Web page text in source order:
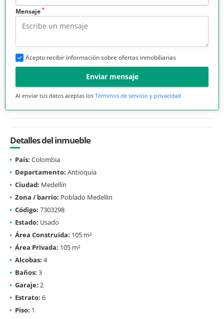
Mensaje *
Acepto recibir información sobre ofertas inmobiliarias
Enviar mensaje
Al enviar tus datos aceptas los Términos de servicio y privacidad
Detalles del inmueble
País: Colombia
Departamento: Antioquia
Ciudad: Medellín
Zona / barrio: Poblado Medellin
Código: 7303298
Estado: Usado
Área Construida: 105 m²
Área Privada: 105 m²
Alcobas: 4
Baños: 3
Garaje: 2
Estrato: 6
Piso: 1